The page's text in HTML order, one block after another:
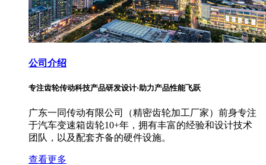
公司介绍
专注齿轮传动科技产品研发设计·助力产品性能飞跃
广东一同传动有限公司（精密齿轮加工厂家）前身专注
于汽车变速箱齿轮10+年，拥有丰富的经验和设计技术
团队，以及配套齐备的硬件设施。
查看更多